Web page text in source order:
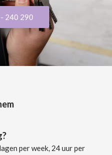
240 290
per week, 24 uur per